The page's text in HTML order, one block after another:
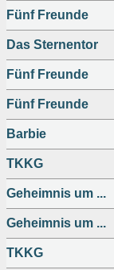
Fünf Freunde
Das Sternentor
Fünf Freunde
Fünf Freunde
Barbie
TKKG
Geheimnis um ...
Geheimnis um ...
TKKG